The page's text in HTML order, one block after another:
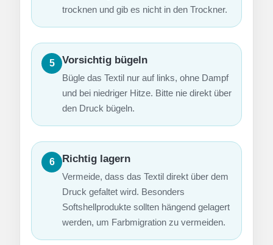
trocknen und gib es nicht in den Trockner.
5 Vorsichtig bügeln
Bügle das Textil nur auf links, ohne Dampf
und bei niedriger Hitze. Bitte nie direkt über
den Druck bügeln.
6 Richtig lagern
Vermeide, dass das Textil direkt über dem
Druck gefaltet wird. Besonders
Softshellprodukte sollten hängend gelagert
werden, um Farbmigration zu vermeiden.